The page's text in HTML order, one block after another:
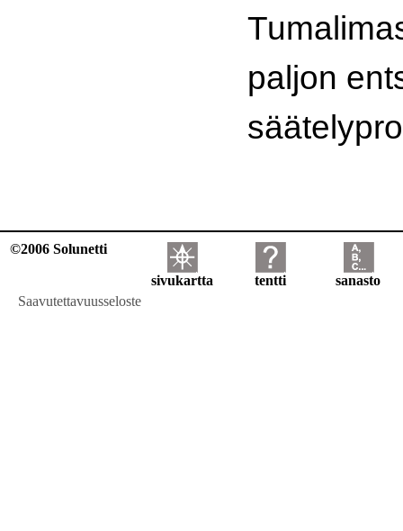
paljon
©2006 Solunetti
sivukartta tentti
sanasto
Saavutettavuusseloste